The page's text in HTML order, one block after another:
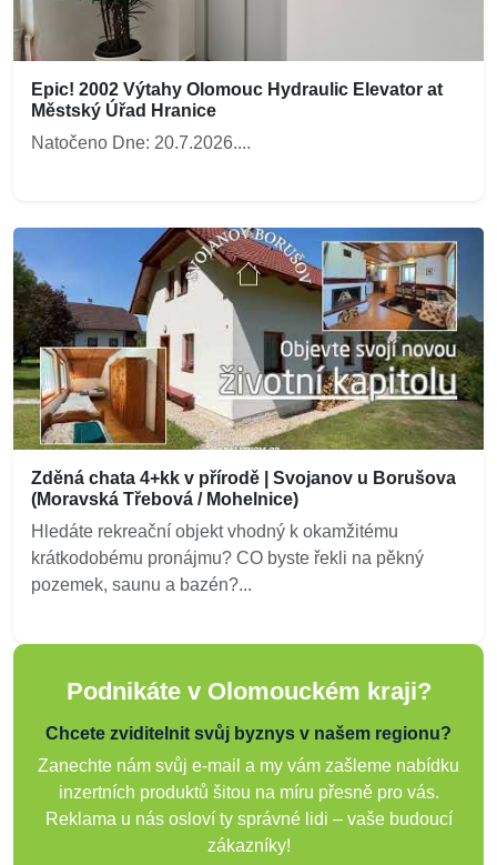
Epic! 2002 Výtahy Olomouc Hydraulic Elevator at
Městský Úřad Hranice
Natočeno Dne: 20.7.2026....
Zděná chata 4+kk v přírodě | Svojanov u Borušova
(Moravská Třebová / Mohelnice)
Hledáte rekreační objekt vhodný k okamžitému
krátkodobému pronájmu? CO byste řekli na pěkný
pozemek, saunu a bazén?...
Podnikáte v Olomouckém kraji?
Chcete zviditelnit svůj byznys v našem regionu?
Zanechte nám svůj e-mail a my vám zašleme nabídku
inzertních produktů šitou na míru přesně pro vás.
Reklama u nás osloví ty správné lidi – vaše budoucí
zákazníky!